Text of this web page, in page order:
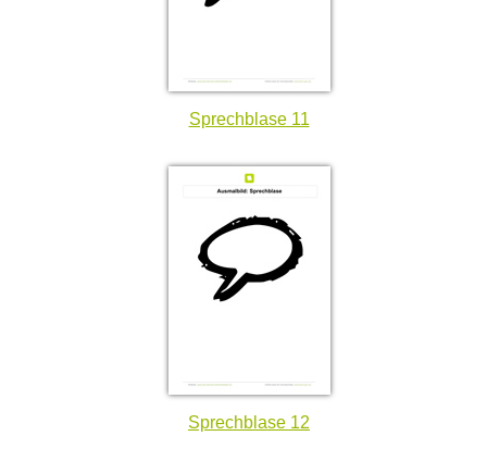
Sprechblase 11
Sprechblase 12